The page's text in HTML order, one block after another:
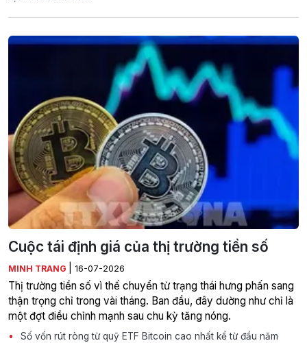
Cuộc tái định giá của thị trường tiền số
MINH TRANG 16-07-2026
Thị trường tiền số vì thế chuyển từ trạng thái hưng phấn sang
thận trọng chỉ trong vài tháng. Ban đầu, đây dường như chỉ là
một đợt điều chỉnh mạnh sau chu kỳ tăng nóng.
Số vốn rút ròng từ quỹ ETF Bitcoin cao nhất kể từ đầu năm